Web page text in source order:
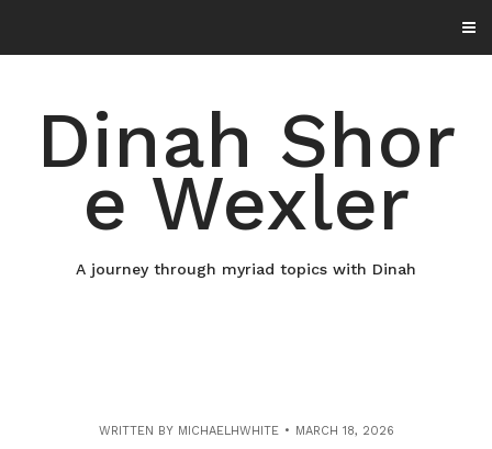
content
Dinah Shor
e Wexler
A journey through myriad topics with Dinah
WRITTEN BY MICHAELHWHITE MARCH 18, 2026